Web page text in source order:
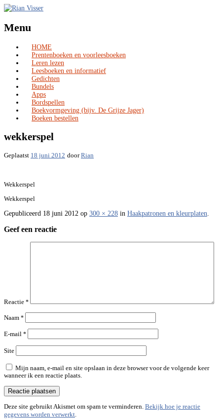
Menu
Skip
to
content
HOME
Prentenboeken en voorleesboeken
Leren lezen
Leesboeken en informatief
Gedichten
Bundels
Apps
Bordspellen
Boekvormgeving (bijv. De Grijze Jager)
Boeken bestellen
wekkerspel
Geplaatst 18 juni 2012 doorRian
Wekkerspel
Wekkerspel
Gepubliceerd 18 juni 2012 op 300 × 228 in Haakpatronen en kleurplaten
Geef een reactie
Reactie *
Naam *
E-mail *
Site
Mijn naam, e-mail en site opslaan in deze browser voor de volgende keer
wanneer ik een reactie plaats.
Deze site gebruikt Akismet om spam te verminderen. Bekijk hoe je reactie
gegevens worden verwerkt.